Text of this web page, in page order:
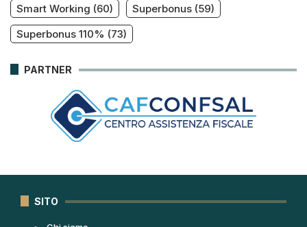
Smart Working (60) Superbonus (59)
Superbonus 110% (73)
PARTNER
SITO